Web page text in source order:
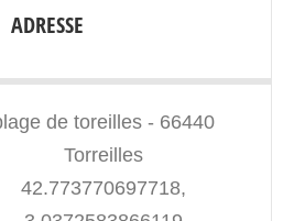
ADRESSE
de toreilles - 66440
Torreilles
42.773770697718,